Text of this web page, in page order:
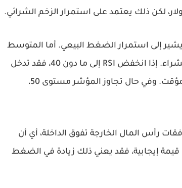
، لكن ذلك يعتمد على استمرار الزخم الشرائي.
إلى استمرار الضغط البيعي. أما المتوسط
إذا انخفض RSI إلى ما دون 40، فقد تدخل
مؤقت. وفي حال تجاوز المؤشر مستوى 50،
رأس المال الخارجة تفوق الداخلة، أي أن
قيمة إيجابية، فقد يعني ذلك زيادة في الضغط